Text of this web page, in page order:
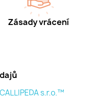
Zásady vrácení
s.r.o.™